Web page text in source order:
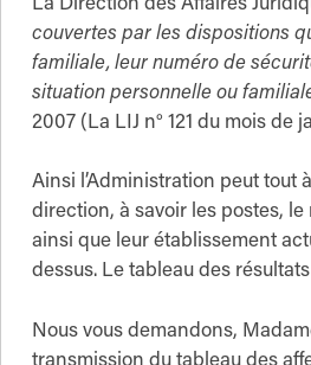
La Direction des Affaires
couvertes par les dispositions
familiale, leur numéro de
situation personnelle ou
2007 (La LIJ n° 121 du mois de
Ainsi l’Administration peut
direction, à savoir les postes,
ainsi que leur établissement
dessus. Le tableau des
Nous vous demandons,